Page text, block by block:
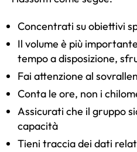
Concentrati su obiettivi
Il volume è più
tempo a disposizione,
Fai attenzione al
Conta le ore, non i
Assicurati che il gruppo
capacità
Tieni traccia dei dati